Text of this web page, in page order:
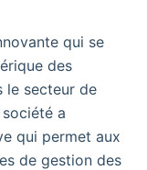
qui se
des
le secteur de
société a
qui permet aux
de gestion des